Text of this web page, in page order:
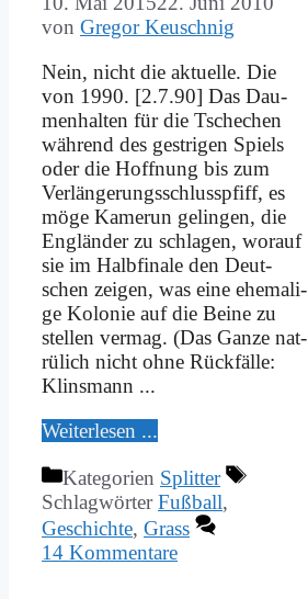
von Gregor Keuschnig
Nein, nicht die ak­tu­el­le. Die
von 1990. [2.7.90] Das Dau­
men­hal­ten für die Tsche­chen
wäh­rend des gest­ri­gen Spiels
oder die Hoff­nung bis zum
Ver­län­ge­rungs­schluss­pfiff, es
mö­ge Ka­me­run ge­lin­gen, die
Eng­län­der zu schla­gen, wor­auf
sie im Halb­fi­na­le den Deut­
schen zei­gen, was ei­ne ehe­ma­li­
ge Ko­lo­nie auf die Bei­ne zu
stel­len ver­mag. (Das Gan­ze na­t­
rü­lich nicht oh­ne Rück­fäl­le:
Klins­mann ...
Wei­ter­le­sen ...
Kategorien Splitter
SchlagwörterFußball,
Geschichte, Grass
14 Kommentare